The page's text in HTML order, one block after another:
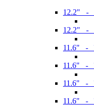
12.2" -
12.2" -
11.6" -
11.6" -
11.6" -
11.6" -